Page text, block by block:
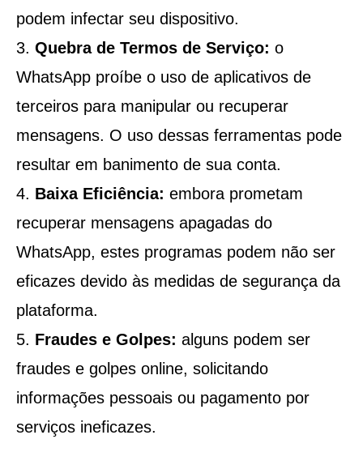
podem infectar seu dispositivo.
Quebra de Termos de Serviço: o
WhatsApp proíbe o uso de aplicativos de
terceiros para manipular ou recuperar
mensagens. O uso dessas ferramentas pode
resultar em banimento de sua conta.
Baixa Eficiência: embora prometam
recuperar mensagens apagadas do
WhatsApp, estes programas podem não ser
eficazes devido às medidas de segurança da
plataforma.
Fraudes e Golpes: alguns podem ser
fraudes e golpes online, solicitando
informações pessoais ou pagamento por
serviços ineficazes.